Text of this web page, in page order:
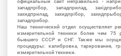
официальный сайт неправильно -
западпрібор, западприлад,
захидприлад, захидпрібор,
западприбор.
Наш технический отдел осуществляет
измерительной техники более чем 75
бывшего СССР и СНГ. Также мы
процедуры: калибровка, тарирование,
измерительной техники.